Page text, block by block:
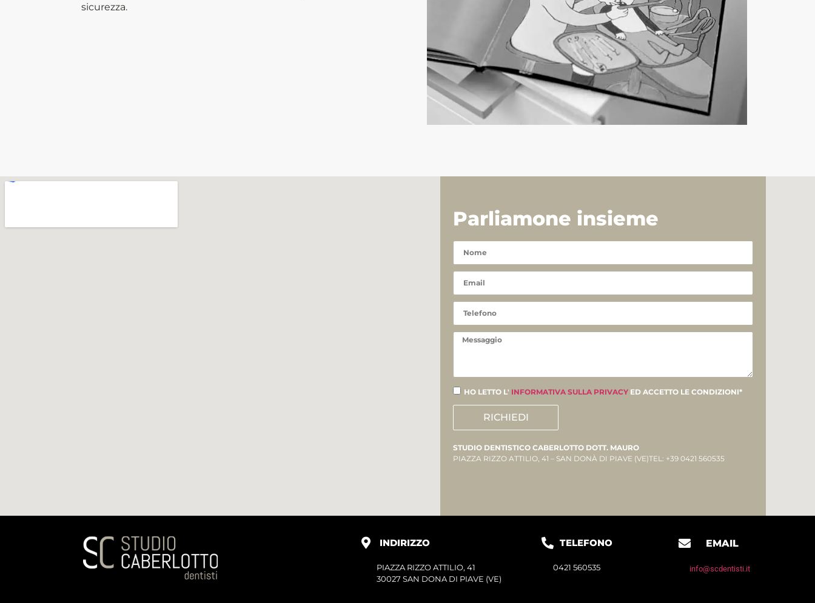
sicurezza.
Parliamone insieme
HO LETTO L' INFORMATIVA SULLA PRIVACY ED ACCETTO LE CONDIZIONI*
RICHIEDI
STUDIO DENTISTICO CABERLOTTO DOTT. MAURO
PIAZZA RIZZO ATTILIO, 41 – SAN DONÀ DI PIAVE (VE)TEL: +39 0421 560535
INDIRIZZO
PIAZZA RIZZO ATTILIO, 41
30027 SAN DONA DI PIAVE (VE)
TELEFONO
0421 560535
EMAIL
info@scdentisti.it